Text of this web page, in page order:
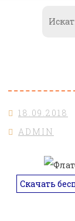
18.09.2018
ADMIN
Скачать